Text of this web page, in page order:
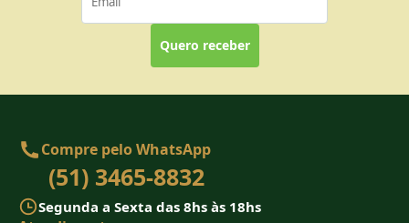
Quero receber
Compre pelo WhatsApp
(51) 3465-8832
Segunda a Sexta das 8hs às 18hs